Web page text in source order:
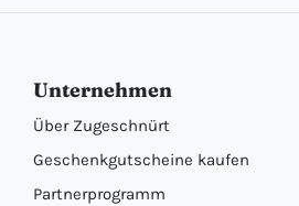
Unternehmen
Über Zugeschnürt
Geschenkgutscheine kaufen
Partnerprogramm